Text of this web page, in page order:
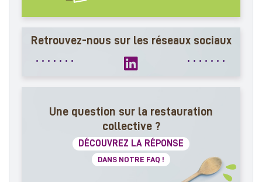
Retrouvez-nous sur les réseaux sociaux
Une question sur la restauration
collective ?
DÉCOUVREZ LA RÉPONSE
DANS NOTRE FAQ !